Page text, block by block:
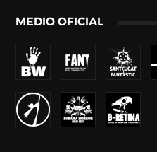
MEDIO OFICIAL